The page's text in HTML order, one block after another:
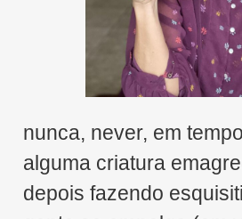
nunca, never, em
alguma criatura
depois fazendo